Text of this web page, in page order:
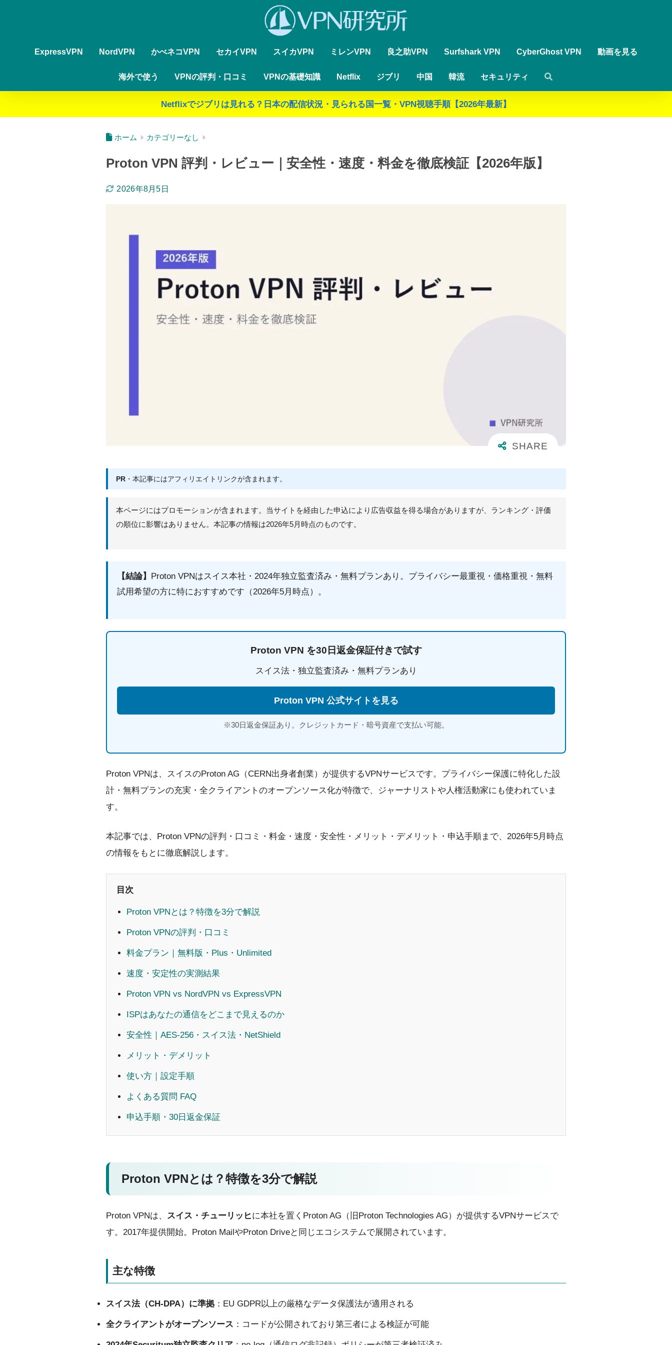
ExpressVPN NordVPN かべネコVPN セカイVPN スイカVPN ミレンVPN 良之助VPN Surfshark VPN CyberGhost VPN 動画を見る
海外で使う VPNの評判・口コミ VPNの基礎知識 Netflix ジブリ 中国 韓流 セキュリティ
Netflixでジブリは見れる？日本の配信状況・見られる国一覧・VPN視聴手順【2026年最新】
ホーム カテゴリーなし
Proton VPN 評判・レビュー｜安全性・速度・料金を徹底検証【2026年版】
2026年8月5日
PR ・本記事にはアフィリエイトリンクが含まれます。
本ページにはプロモーションが含まれます。当サイトを経由した申込により広告収益を得る場合がありますが、ランキング・評価
の順位に影響はありません。本記事の情報は2026年5月時点のものです。
【結論】 Proton VPNはスイス本社・2024年独立監査済み・無料プランあり。プライバシー最重視・価格重視・無料
試用希望の方に特におすすめです（2026年5月時点）。
Proton VPN を30日返金保証付きで試す
スイス法・独立監査済み・無料プランあり
Proton VPN 公式サイトを見る
※30日返金保証あり。クレジットカード・暗号資産で支払い可能。
Proton VPNは、スイスのProton AG（CERN出身者創業）が提供するVPNサービスです。プライバシー保護に特化した設
計・無料プランの充実・全クライアントのオープンソース化が特徴で、ジャーナリストや人権活動家にも使われていま
す。
本記事では、Proton VPNの評判・口コミ・料金・速度・安全性・メリット・デメリット・申込手順まで、2026年5月時点
の情報をもとに徹底解説します。
目次
Proton VPNとは？特徴を3分で解説
Proton VPNの評判・口コミ
料金プラン｜無料版・Plus・Unlimited
速度・安定性の実測結果
Proton VPN vs NordVPN vs ExpressVPN
ISPはあなたの通信をどこまで見えるのか
安全性｜AES-256・スイス法・NetShield
メリット・デメリット
使い方｜設定手順
よくある質問 FAQ
申込手順・30日返金保証
Proton VPNとは？特徴を3分で解説
Proton VPNは、 スイス・チューリッヒに本社を置くProton AG（旧Proton Technologies AG）が提供するVPNサービスで
す。2017年提供開始。Proton MailやProton Driveと同じエコシステムで展開されています。
主な特徴
スイス法（CH-DPA）に準拠 ：EU GDPR以上の厳格なデータ保護法が適用される
全クライアントがオープンソース ：コードが公開されており第三者による検証が可能